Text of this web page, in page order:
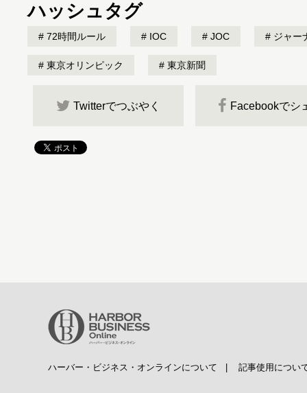
ハッシュタグ
72時間ルール IOC JOC ジャー
東京オリンピック 東京新聞
Twitterでつぶやく Facebookでシ
ハーバー・ビジネス・オンラインについて 記事使用につい